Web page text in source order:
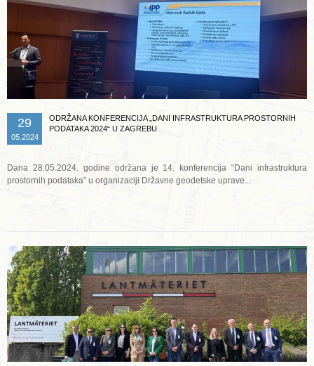
29
05.2024
ODRŽANA KONFERENCIJA „DANI INFRASTRUKTURA PROSTORNIH
PODATAKA 2024“ U ZAGREBU
Dana 28.05.2024. godine održana je 14. konferencija “Dani infrastruktura
prostornih podataka” u organizaciji Državne geodetske uprave...